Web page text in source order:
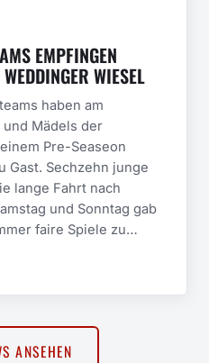
EMPFINGEN
WIESEL
haben am
Mädels der
Pre-Seaseon
Gast. Sechzehn junge
lange Fahrt nach
und Sonntag gab
faire Spiele zu…
ANSEHEN